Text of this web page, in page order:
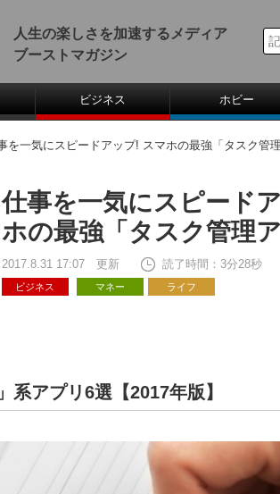
人生の楽しさを加速するメディア
ブーストマガジン
ビジネス ホビー
を一気にスピードアップ! スマホの最強「タスク管
仕事を一気にスピード
ホの最強「タスク管理
2017.8.31 17:07 更新 読了時間：3分28秒
ビジネス マネー ライフ
系アプリ6選【2017年版】